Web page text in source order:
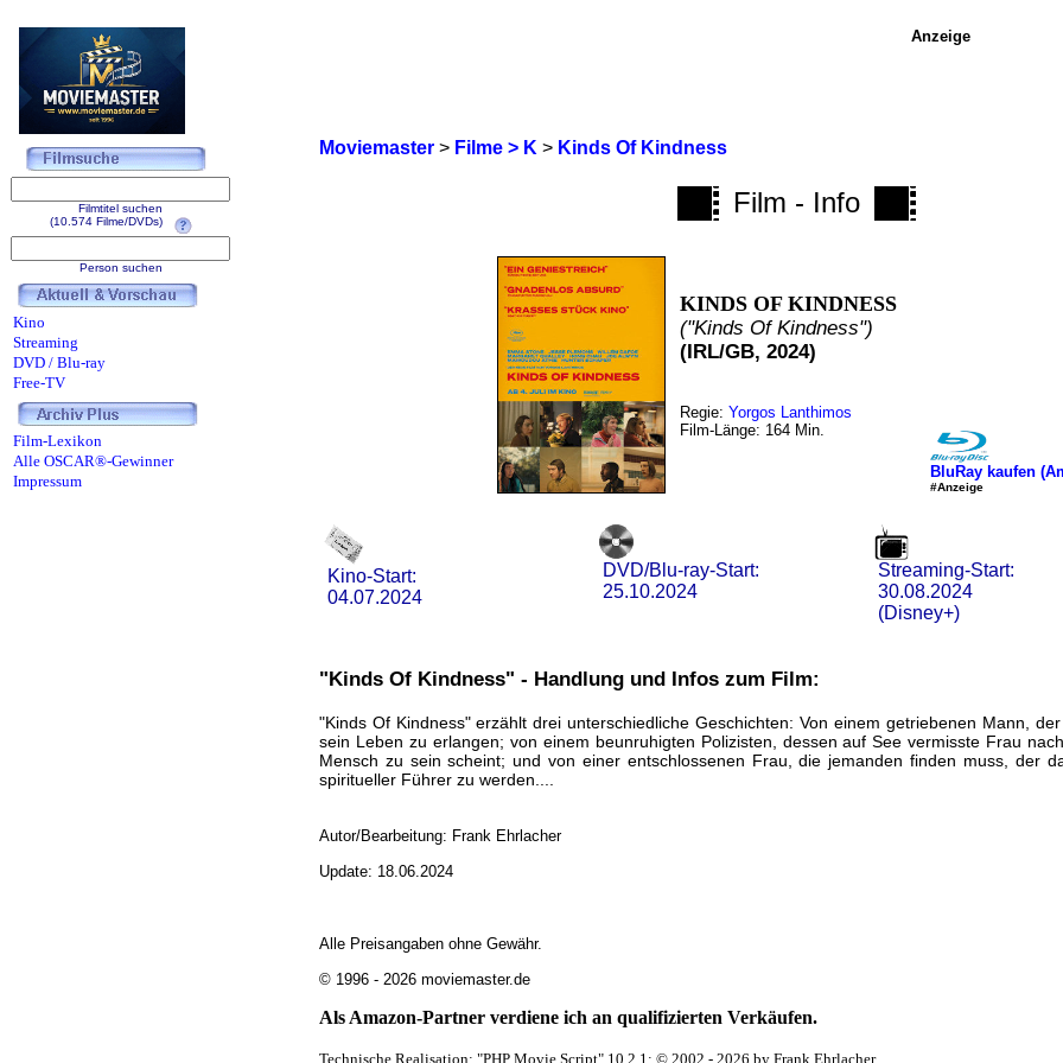
Moviemaster> Filme > K > Kinds Of Kindness
Film - Info
KINDS OF KINDNESS
("Kinds Of Kindness")
(IRL/GB, 2024)
Regie:Yorgos Lanthimos
Film-Länge: 164 Min.
BluRay kaufen
#Anzeige
Kino-Start:
04.07.2024
DVD/Blu-ray-Start:
25.10.2024
Streaming-Start:
30.08.2024
(Disney+)
"Kinds Of Kindness" - Handlung und Infos zum Film:
"Kinds Of Kindness" erzählt drei unterschiedliche Geschichten: Von einem getriebenen Mann,
sein Leben zu erlangen; von einem beunruhigten Polizisten, dessen auf See vermisste Frau
Mensch zu sein scheint; und von einer entschlossenen Frau, die jemanden finden muss, der
spiritueller Führer zu werden....
Autor/Bearbeitung: Frank Ehrlacher
Update: 18.06.2024
Alle Preisangaben ohne Gewähr.
© 1996 - 2026 moviemaster.de
Als Amazon-Partner verdiene ich an qualifizierten Verkäufen.
Technische Realisation: "PHP Movie Script" 10.2.1; © 2002 - 2026 by Frank Ehrlacher
Anzeige
Filmtitel suchen
(10.574 Filme/DVDs)
Person suchen
Kino
Streaming
DVD / Blu-ray
Free-TV
Film-Lexikon
Alle OSCAR®-Gewinner
Impressum